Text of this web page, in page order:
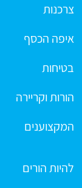
צרכנות
איפה הכסף
בטיחות
הורות וקריירה
המקצוענים
להיות הורים